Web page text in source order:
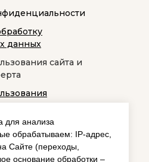
для анализа
обрабатываем: IP‑адрес,
Сайте (переходы,
основание обработки –
данных
сайта и